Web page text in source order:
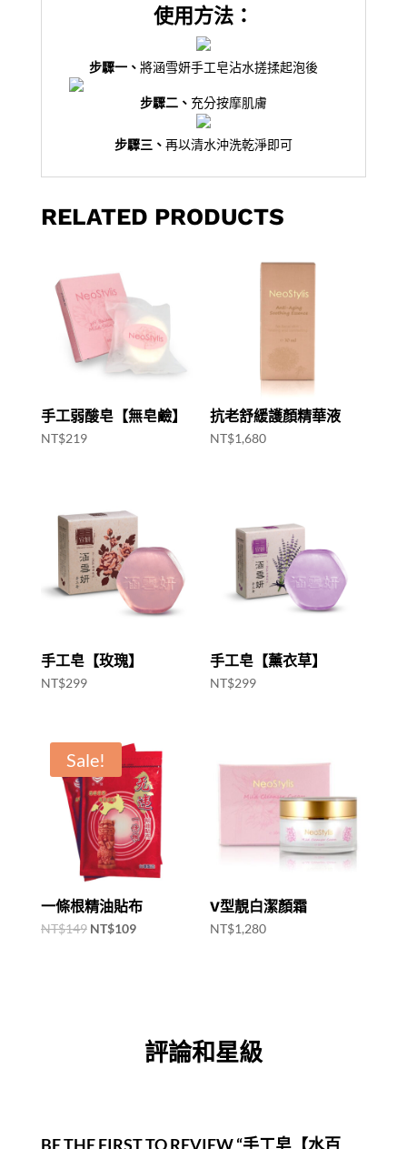
使用方法：
步驟一、 將涵雪妍手工皂沾水搓揉起泡後
步驟二、 充分按摩肌膚
步驟三、 再以清水沖洗乾淨即可
RELATED PRODUCTS
手工弱酸皂【無皂鹼】
NT$219
抗老舒緩護顏精華液
NT$1,680
手工皂【玫瑰】
NT$299
手工皂【薰衣草】
NT$299
Sale!
一條根精油貼布
NT$149 Original
NT$109Current
V型靚白潔顏霜
NT$1,280
評論和星級
BE THE FIRST TO REVIEW “手工皂【水百